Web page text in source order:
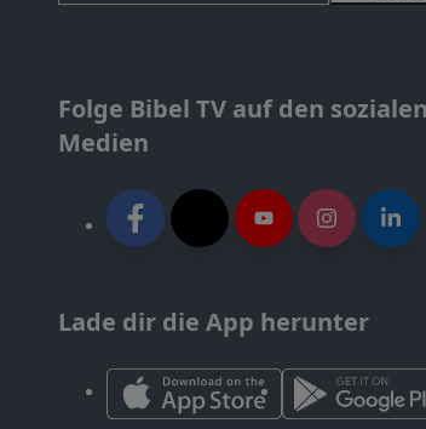
Folge Bibel TV auf den sozialen
Medien
Lade dir die App herunter